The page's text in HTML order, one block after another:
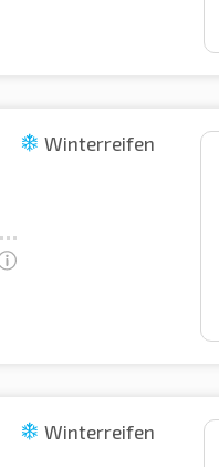
Winterreifen
Winterreifen